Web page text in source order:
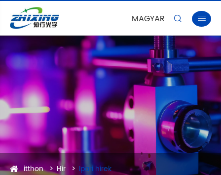
MAGYAR  
itthon Hír Ipari hírek